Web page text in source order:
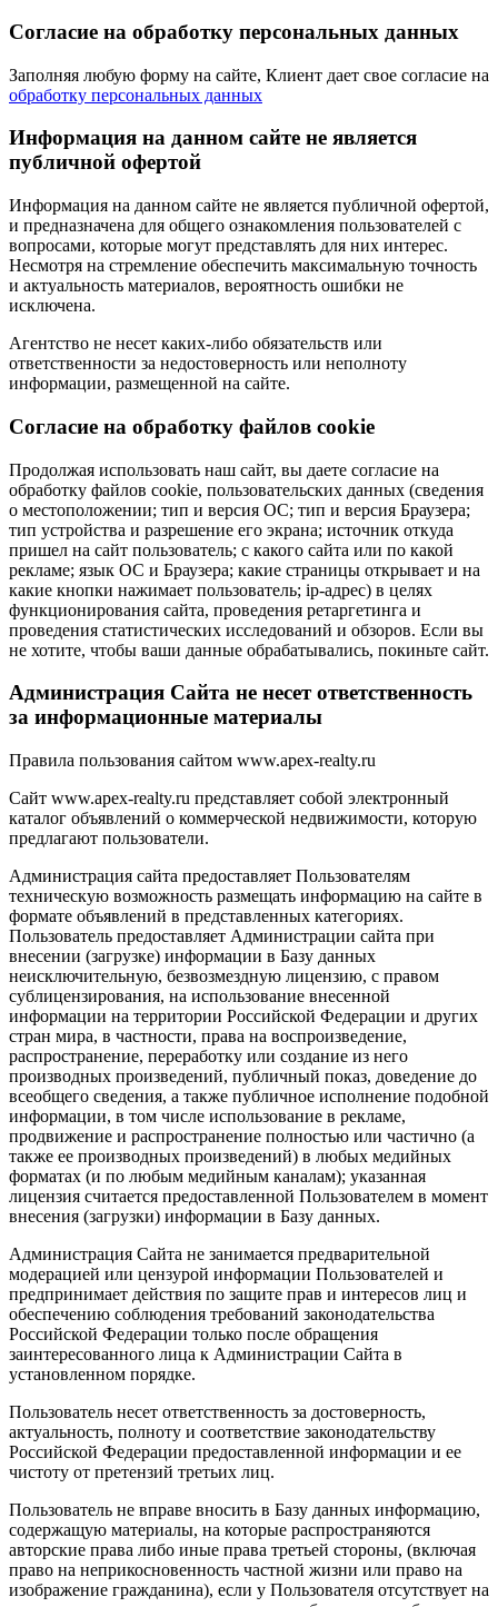
Согласие на обработку персональных данных
Заполняя любую форму на сайте, Клиент дает свое согласие на
обработку персональных данных
Информация на данном сайте не является
публичной офертой
Информация на данном сайте не является публичной офертой,
и предназначена для общего ознакомления пользователей с
вопросами, которые могут представлять для них интерес.
Несмотря на стремление обеспечить максимальную точность
и актуальность материалов, вероятность ошибки не
исключена.
Агентство не несет каких-либо обязательств или
ответственности за недостоверность или неполноту
информации, размещенной на сайте.
Cогласие на обработку файлов cookie
Продолжая использовать наш сайт, вы даете согласие на
обработку файлов cookie, пользовательских данных (сведения
о местоположении; тип и версия ОС; тип и версия Браузера;
тип устройства и разрешение его экрана; источник откуда
пришел на сайт пользователь; с какого сайта или по какой
рекламе; язык ОС и Браузера; какие страницы открывает и на
какие кнопки нажимает пользователь; ip-адрес) в целях
функционирования сайта, проведения ретаргетинга и
проведения статистических исследований и обзоров. Если вы
не хотите, чтобы ваши данные обрабатывались, покиньте сайт.
Администрация Сайта не несет ответственность
за информационные материалы
Правила пользования сайтом www.apex-realty.ru
Сайт www.apex-realty.ru представляет собой электронный
каталог объявлений о коммерческой недвижимости, которую
предлагают пользователи.
Администрация сайта предоставляет Пользователям
техническую возможность размещать информацию на сайте в
формате объявлений в представленных категориях.
Пользователь предоставляет Администрации сайта при
внесении (загрузке) информации в Базу данных
неисключительную, безвозмездную лицензию, с правом
сублицензирования, на использование внесенной
информации на территории Российской Федерации и других
стран мира, в частности, права на воспроизведение,
распространение, переработку или создание из него
производных произведений, публичный показ, доведение до
всеобщего сведения, а также публичное исполнение подобной
информации, в том числе использование в рекламе,
продвижение и распространение полностью или частично (а
также ее производных произведений) в любых медийных
форматах (и по любым медийным каналам); указанная
лицензия считается предоставленной Пользователем в момент
внесения (загрузки) информации в Базу данных.
Администрация Сайта не занимается предварительной
модерацией или цензурой информации Пользователей и
предпринимает действия по защите прав и интересов лиц и
обеспечению соблюдения требований законодательства
Российской Федерации только после обращения
заинтересованного лица к Администрации Сайта в
установленном порядке.
Пользователь несет ответственность за достоверность,
актуальность, полноту и соответствие законодательству
Российской Федерации предоставленной информации и ее
чистоту от претензий третьих лиц.
Пользователь не вправе вносить в Базу данных информацию,
содержащую материалы, на которые распространяются
авторские права либо иные права третьей стороны, (включая
право на неприкосновенность частной жизни или право на
изображение гражданина), если у Пользователя отсутствует на